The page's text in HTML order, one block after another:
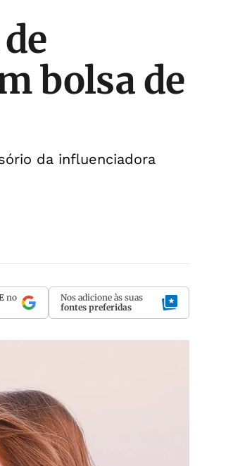
bolsa de
da influenciadora
no
Nos adicione às suas
fontes preferidas